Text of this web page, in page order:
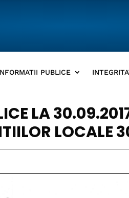
PUBLICE
LA
LOCALE